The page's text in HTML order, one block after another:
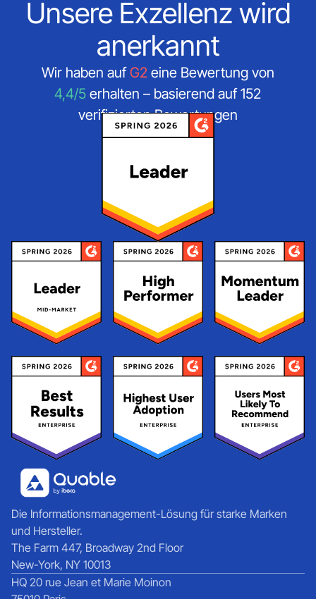
Unsere Exzellenz wird
anerkannt
Wir haben aufG2eine Bewertung von
4,4/5 erhalten – basierend auf 152
verifizierten Bewertungen
Die Informationsmanagement-Lösung für starke Marken
und Hersteller.
The Farm 447, Broadway 2nd Floor
New-York, NY 10013
HQ 20 rue Jean et Marie Moinon